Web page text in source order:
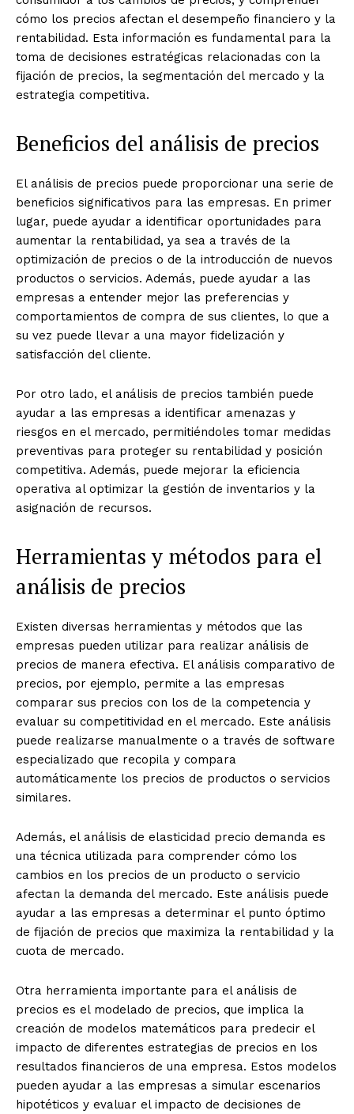
cómo los precios afectan el desempeño financiero y la
rentabilidad. Esta información es fundamental para la
toma de decisiones estratégicas relacionadas con la
fijación de precios, la segmentación del mercado y la
estrategia competitiva.
Beneficios del análisis de precios
El análisis de precios puede proporcionar una serie de
beneficios significativos para las empresas. En primer
lugar, puede ayudar a identificar oportunidades para
aumentar la rentabilidad, ya sea a través de la
optimización de precios o de la introducción de nuevos
productos o servicios. Además, puede ayudar a las
empresas a entender mejor las preferencias y
comportamientos de compra de sus clientes, lo que a
su vez puede llevar a una mayor fidelización y
satisfacción del cliente.
Por otro lado, el análisis de precios también puede
ayudar a las empresas a identificar amenazas y
riesgos en el mercado, permitiéndoles tomar medidas
preventivas para proteger su rentabilidad y posición
competitiva. Además, puede mejorar la eficiencia
operativa al optimizar la gestión de inventarios y la
asignación de recursos.
Herramientas y métodos para el
análisis de precios
Existen diversas herramientas y métodos que las
empresas pueden utilizar para realizar análisis de
precios de manera efectiva. El análisis comparativo de
precios, por ejemplo, permite a las empresas
comparar sus precios con los de la competencia y
evaluar su competitividad en el mercado. Este análisis
puede realizarse manualmente o a través de software
especializado que recopila y compara
automáticamente los precios de productos o servicios
similares.
Además, el análisis de elasticidad precio demanda es
una técnica utilizada para comprender cómo los
cambios en los precios de un producto o servicio
afectan la demanda del mercado. Este análisis puede
ayudar a las empresas a determinar el punto óptimo
de fijación de precios que maximiza la rentabilidad y la
cuota de mercado.
Otra herramienta importante para el análisis de
precios es el modelado de precios, que implica la
creación de modelos matemáticos para predecir el
impacto de diferentes estrategias de precios en los
resultados financieros de una empresa. Estos modelos
pueden ayudar a las empresas a simular escenarios
hipotéticos y evaluar el impacto de decisiones de